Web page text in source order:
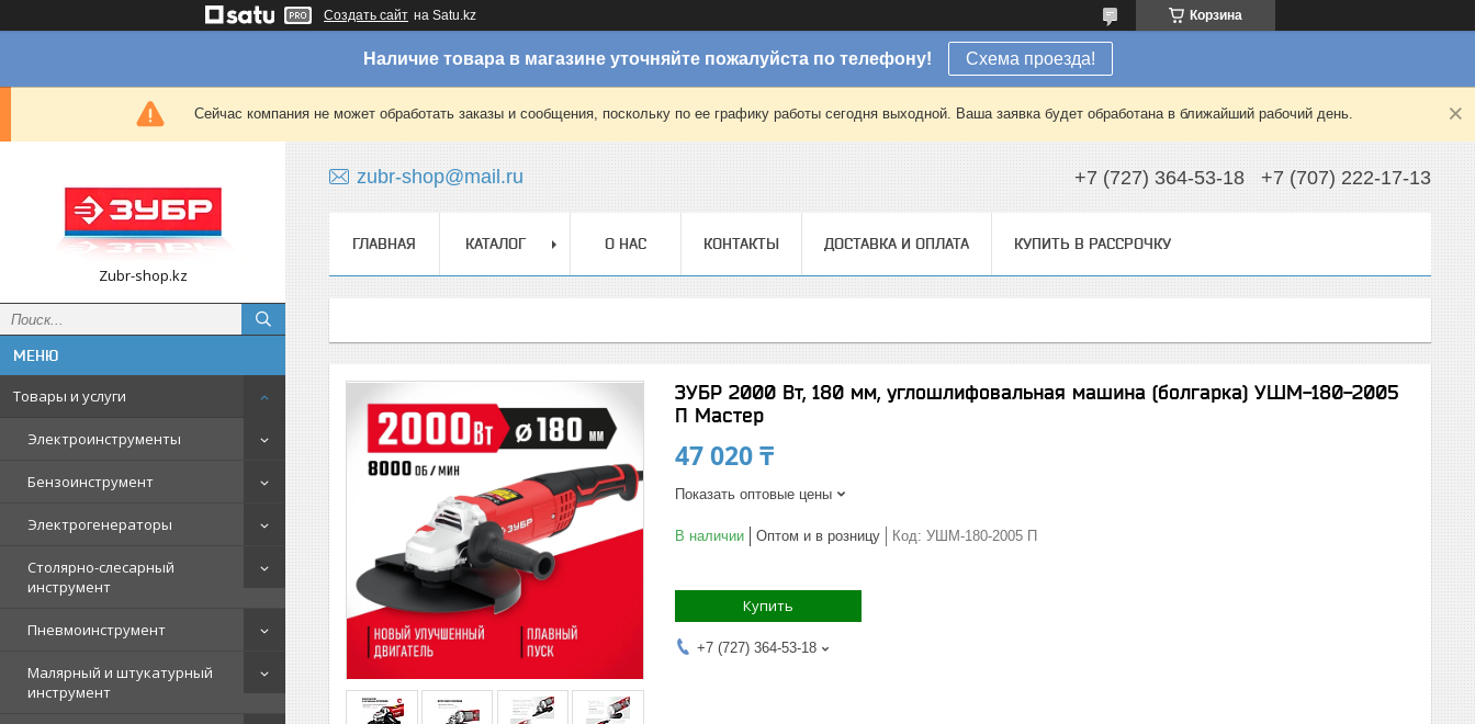
Создать сайт на Satu.kz Корзина
Наличие товара в магазине уточняйте пожалуйста по телефону! Схема проезда!
Сейчас компания не может обработать заказы и сообщения, поскольку по ее графику работы сегодня выходной. Ваша заявка будет обработана в ближайший рабочий день.
Zubr-shop.kz
Товары и услуги
Электроинструменты
Бензоинструмент
Электрогенераторы
Столярно-слесарный
инструмент
Пневмоинструмент
Малярный и штукатурный
инструмент
zubr-shop@mail.ru +7 (727) 364-53-18 +7 (707) 222-17-13
ГЛАВНАЯ КАТАЛОГ О НАС КОНТАКТЫ ДОСТАВКА И ОПЛАТА КУПИТЬ В РАССРОЧКУ
ЗУБР 2000 Вт, 180 мм, углошлифовальная машина (болгарка) УШМ-180-2005
П Мастер
47 020 ₸
Показать оптовые цены
В наличии Оптом и в розницу Код: УШМ-180-2005 П
Купить
+7 (727) 364-53-18